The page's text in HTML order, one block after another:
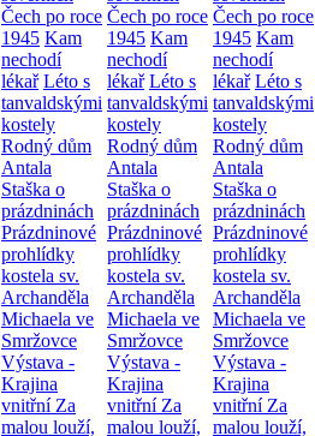
Čech po roce
1945 Kam
nechodí
lékař Léto s
tanvaldskými
kostely
Rodný dům
Antala
Staška o
prázdninách
Prázdninové
prohlídky
kostela sv.
Archanděla
Michaela ve
Smržovce
Výstava -
Krajina
vnitřní Za
malou louží,
Čech po roce
1945 Kam
nechodí
lékař Léto s
tanvaldskými
kostely
Rodný dům
Antala
Staška o
prázdninách
Prázdninové
prohlídky
kostela sv.
Archanděla
Michaela ve
Smržovce
Výstava -
Krajina
vnitřní Za
malou louží,
Čech po roce
1945 Kam
nechodí
lékař Léto s
tanvaldskými
kostely
Rodný dům
Antala
Staška o
prázdninách
Prázdninové
prohlídky
kostela sv.
Archanděla
Michaela ve
Smržovce
Výstava -
Krajina
vnitřní Za
malou louží,